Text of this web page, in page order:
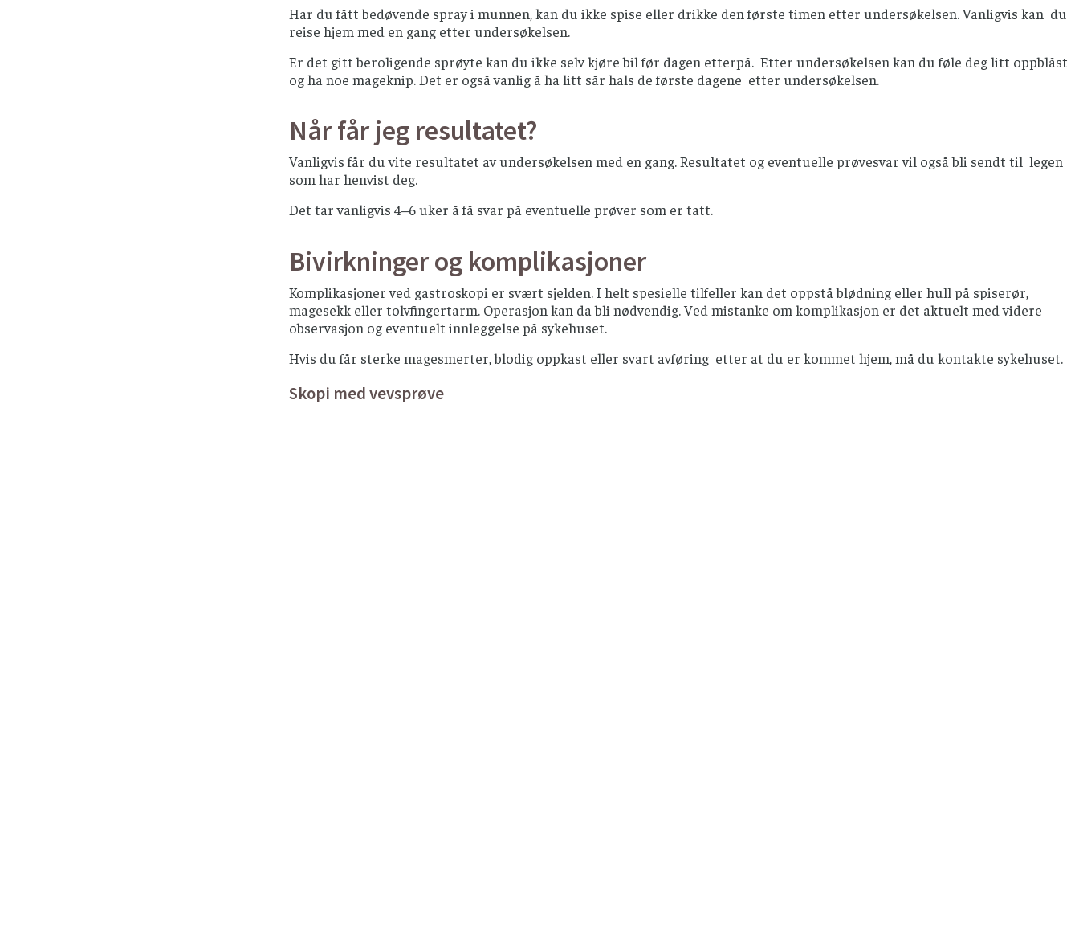
Har du fått bedøvende spray i munnen, kan du ikke spise eller drikke den første timen etter undersøkelsen. Vanligvis kan du
reise hjem med en gang etter undersøkelsen.
Er det gitt beroligende sprøyte kan du ikke selv kjøre bil før dagen etterpå. Etter undersøkelsen kan du føle deg litt oppblåst
og ha noe mageknip. Det er også vanlig å ha litt sår hals de første dagene etter undersøkelsen.
Når får jeg resultatet?
Vanligvis får du vite resultatet av undersøkelsen med en gang. Resultatet og eventuelle prøvesvar vil også bli sendt til legen
som har henvist deg.
Det tar vanligvis 4–6 uker å få svar på eventuelle prøver som er tatt.
Bivirkninger og komplikasjoner
Komplikasjoner ved gastroskopi er svært sjelden. I helt spesielle tilfeller kan det oppstå blødning eller hull på spiserør,
magesekk eller tolvfingertarm. Operasjon kan da bli nødvendig. Ved mistanke om komplikasjon er det aktuelt med videre
observasjon og eventuelt innleggelse på sykehuset.
Hvis du får sterke magesmerter, blodig oppkast eller svart avføring etter at du er kommet hjem, må du kontakte sykehuset.
Skopi med vevsprøve